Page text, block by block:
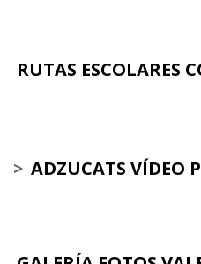
RUTAS ESCOLARES
> ADZUCATS VÍDEO